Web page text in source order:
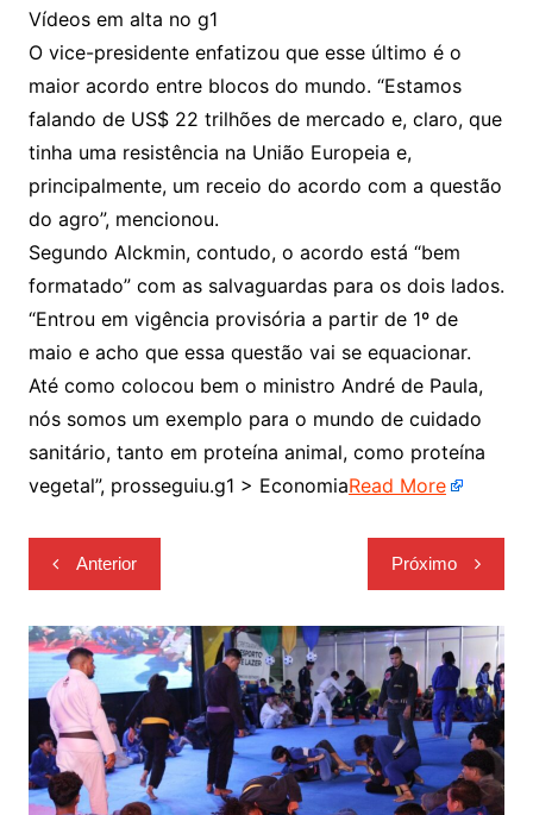
Vídeos em alta no g1
O vice-presidente enfatizou que esse último é o
maior acordo entre blocos do mundo. “Estamos
falando de US$ 22 trilhões de mercado e, claro, que
tinha uma resistência na União Europeia e,
principalmente, um receio do acordo com a questão
do agro”, mencionou.
Segundo Alckmin, contudo, o acordo está “bem
formatado” com as salvaguardas para os dois lados.
“Entrou em vigência provisória a partir de 1º de
maio e acho que essa questão vai se equacionar.
Até como colocou bem o ministro André de Paula,
nós somos um exemplo para o mundo de cuidado
sanitário, tanto em proteína animal, como proteína
vegetal”, prosseguiu.g1 > EconomiaRead More
Navegação
de
Post
Anterior Próximo